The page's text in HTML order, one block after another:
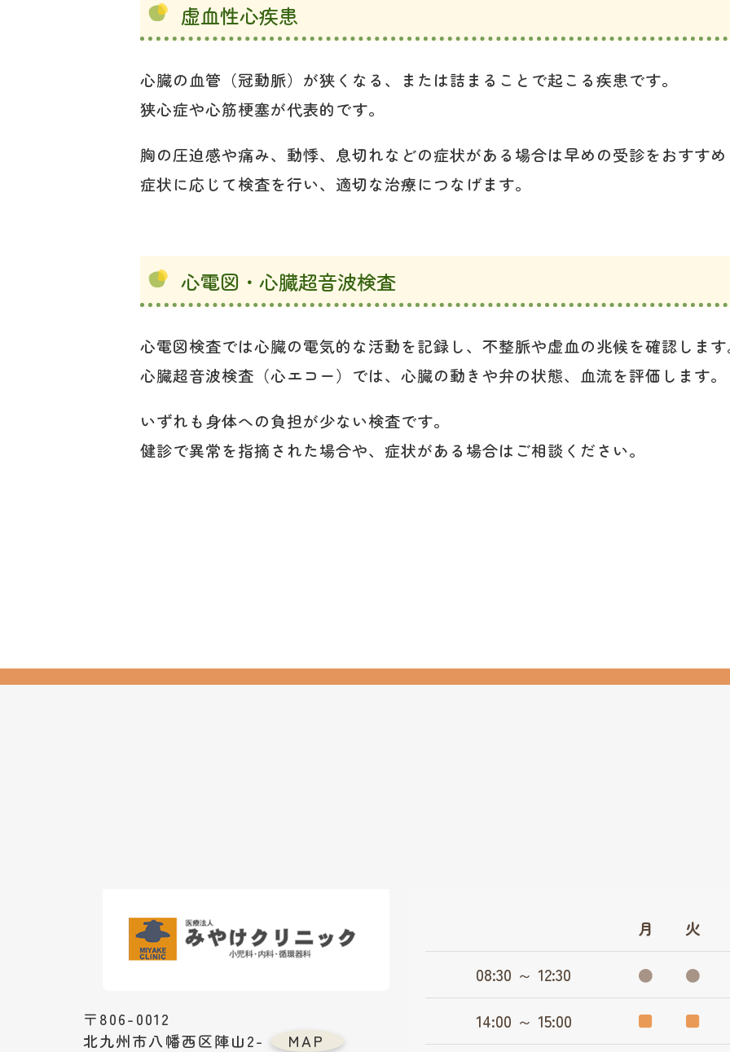
虚血性心疾患
心臓の血管（冠動脈）が狭くなる、または詰まることで起こる疾患です。
狭心症や心筋梗塞が代表的です。
胸の圧迫感や痛み、動悸、息切れなどの症状がある場合は早めの受診をおすす
症状に応じて検査を行い、適切な治療につなげます。
心電図・心臓超音波検査
心電図検査では心臓の電気的な活動を記録し、不整脈や虚血の兆候を確認しま
心臓超音波検査（心エコー）では、心臓の動きや弁の状態、血流を評価します。
いずれも身体への負担が少ない検査です。
健診で異常を指摘された場合や、症状がある場合はご相談ください。
〒806-0012
北九州市八幡西区陣山2-
MAP
月 火
08:30 ～ 12:30 ● ●
14:00 ～ 15:00 ■ ■